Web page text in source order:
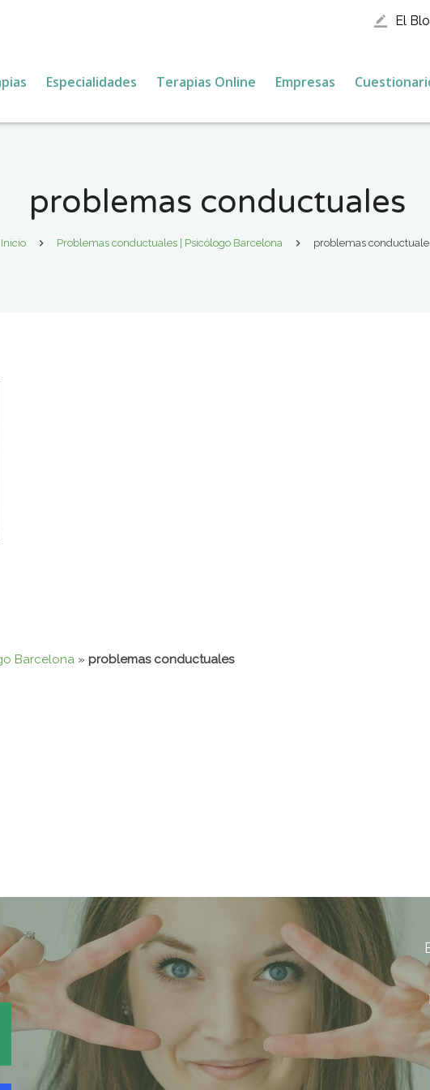
border_color El
Especialidades Terapias Online Empresas
problemas conductuales
Inicio Problemas conductuales | Psicólogo Barcelona problemas
Barcelona » problemas conductuales